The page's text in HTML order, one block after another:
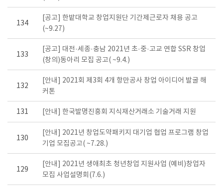
134
[공고] 한밭대학교 창업지원단 기간제근로자 채용 공고
(~9.27)
133
[공고] 대전·세종·충남 2021년 초·중·고교 연합 SSR 창업
(창의)동아리 모집 공고( ~9.4.)
132
[안내] 2021회 제3회 4개 항만공사 창업 아이디어 발굴 해
커톤
131 [안내] 한국발명진흥회 지식재산거래소 기술거래 지원
130
[안내] 2021년 창업도약패키지 대기업 협업 프로그램 창업
기업 모집공고( ~7.28.)
129
[안내] 2021년 생애최초 청년창업 지원사업 (예비)창업자
모집 사업설명회(7.6.)